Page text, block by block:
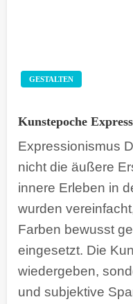
GESTALTEN
Kunstepoche
Expressionismus
nicht die äußere
innere Erleben in
wurden
Farben bewusst
eingesetzt. Die
wiedergeben,
und subjektive